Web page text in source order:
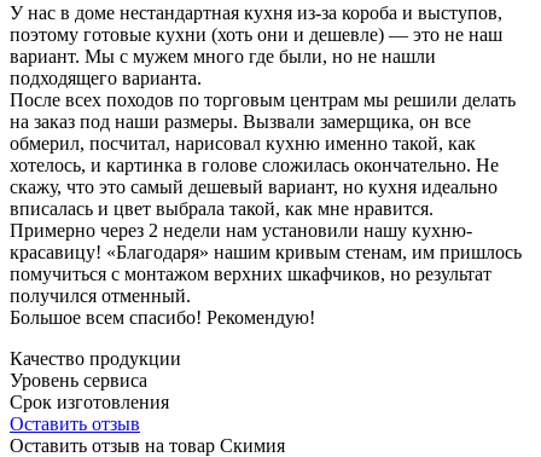
У нас в доме нестандартная кухня из-за короба и выступов,
поэтому готовые кухни (хоть они и дешевле) — это не наш
вариант. Мы с мужем много где были, но не нашли
подходящего варианта.
После всех походов по торговым центрам мы решили делать
на заказ под наши размеры. Вызвали замерщика, он все
обмерил, посчитал, нарисовал кухню именно такой, как
хотелось, и картинка в голове сложилась окончательно. Не
скажу, что это самый дешевый вариант, но кухня идеально
вписалась и цвет выбрала такой, как мне нравится.
Примерно через 2 недели нам установили нашу кухню-
красавицу! «Благодаря» нашим кривым стенам, им пришлось
помучиться с монтажом верхних шкафчиков, но результат
получился отменный.
Большое всем спасибо! Рекомендую!
Качество продукции
Уровень сервиса
Срок изготовления
Оставить отзыв
Оставить отзыв на товар Скимия